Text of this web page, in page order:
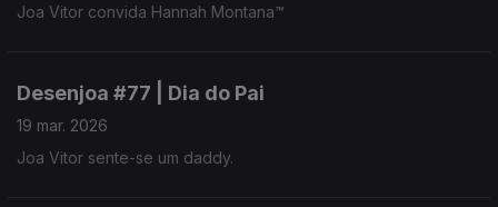
Joa Vitor convida Hannah Montana™
Desenjoa #77 | Dia do Pai
19 mar. 2026
Joa Vitor sente-se um daddy.